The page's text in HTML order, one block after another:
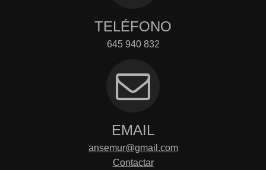
TELÉFONO
645 940 832
EMAIL
ansemur@gmail.com
Contactar